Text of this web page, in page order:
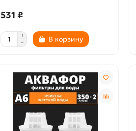
531 ₽
В корзину